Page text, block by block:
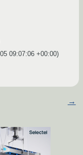
09:07:06 +00:00)
→